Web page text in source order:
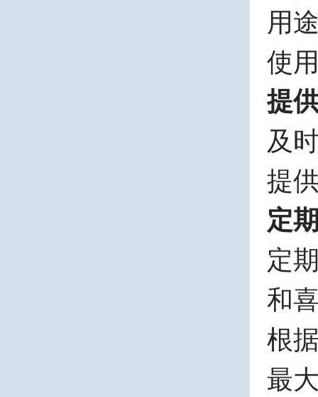
用
使
提
及
提
定
定
和
根
最